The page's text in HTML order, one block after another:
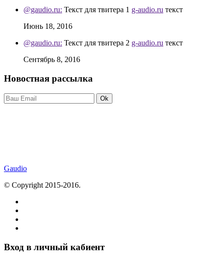
@gaudio.ru: Текст для твитера 1 g-audio.ru текст
Июнь 18, 2016
@gaudio.ru: Текст для твитера 2 g-audio.ru текст
Сентябрь 8, 2016
Новостная рассылка
Ok
Gaudio
© Copyright 2015-2016.
Вход в личный кабиент